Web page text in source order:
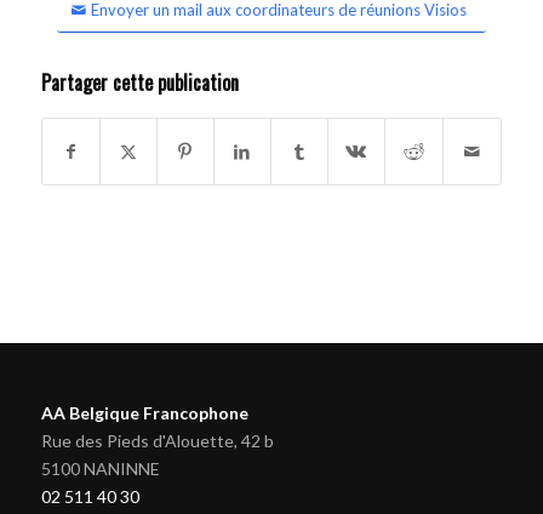
Envoyer un mail aux coordinateurs de réunions Visios
Partager cette publication
AA Belgique Francophone
Rue des Pieds d'Alouette, 42 b
5100 NANINNE
02 511 40 30